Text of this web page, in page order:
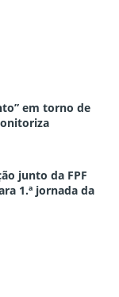
em torno de
junto da FPF
1.ª jornada da